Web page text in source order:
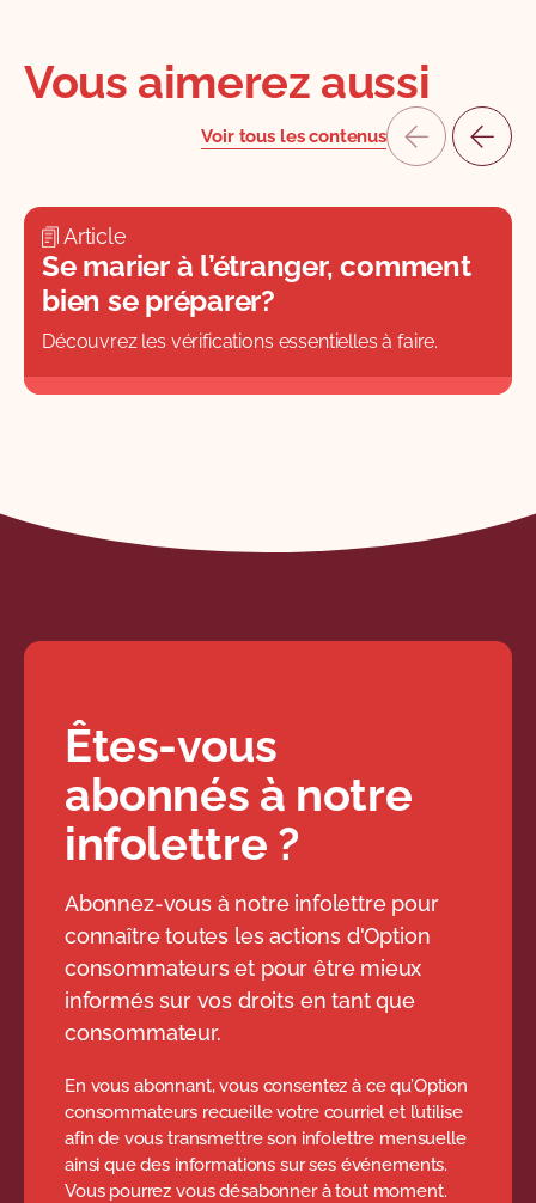
Vous aimerez aussi
Voir tous les contenus
Article
Se marier à l’étranger, comment
bien se préparer?
Découvrez les vérifications essentielles à faire.
Êtes-vous
abonnés à notre
infolettre ?
Abonnez-vous à notre infolettre pour
connaître toutes les actions d'Option
consommateurs et pour être mieux
informés sur vos droits en tant que
consommateur.
En vous abonnant, vous consentez à ce qu’Option
consommateurs recueille votre courriel et l’utilise
afin de vous transmettre son infolettre mensuelle
ainsi que des informations sur ses événements.
Vous pourrez vous désabonner à tout moment.